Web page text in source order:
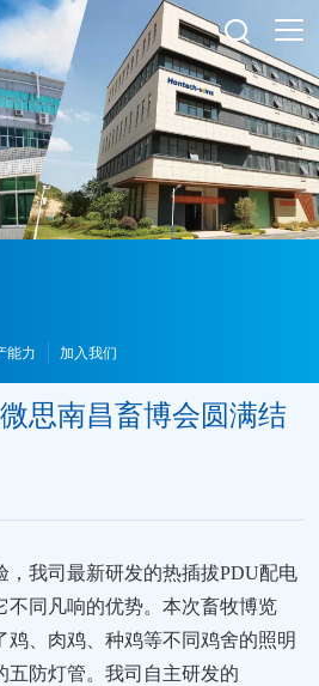

能力 加入我们
思南昌畜博会圆满结
，我司最新研发的热插拔PDU配电
不同凡响的优势。本次畜牧博览
鸡、肉鸡、种鸡等不同鸡舍的照明
五防灯管。我司自主研发的